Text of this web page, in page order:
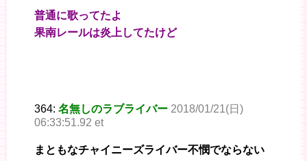
普通に歌ってたよ
果南レールは炎上してたけど
364: 名無しのラブライバー 2018/01/21(日)
06:33:51.92 et
まともなチャイニーズライバー不憫でならない